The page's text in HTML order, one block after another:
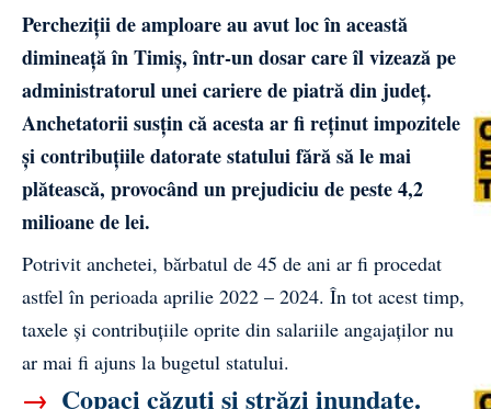
Percheziții de amploare au avut loc în această
dimineață în Timiș, într-un dosar care îl vizează pe
administratorul unei cariere de piatră din județ.
Anchetatorii susțin că acesta ar fi reținut impozitele
și contribuțiile datorate statului fără să le mai
plătească, provocând un prejudiciu de peste 4,2
milioane de lei.
Potrivit anchetei, bărbatul de 45 de ani ar fi procedat
astfel în perioada aprilie 2022 – 2024. În tot acest timp,
taxele și contribuțiile oprite din salariile angajaților nu
ar mai fi ajuns la bugetul statului.
→ Copaci căzuți și străzi inundate.